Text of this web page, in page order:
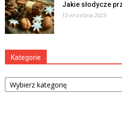
Jakie słodycze
13 września 2025
Kategorie
Kategorie